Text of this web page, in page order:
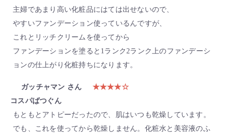
主婦であまり高い化粧品にはては出せないので、
やすいファンデーション使っているんですが、
これとリッチクリームを使ってから
ファンデーションを塗ると1ランク2ランク上のファンデーシ
ョンの仕上がり化粧持ちになります。
ガッチャマン さん
★★★★☆
コスパばつぐん
もともとアトピーだったので、肌はいつも乾燥しています。
でも、これを使ってから乾燥しません。化粧水と美容液のふ